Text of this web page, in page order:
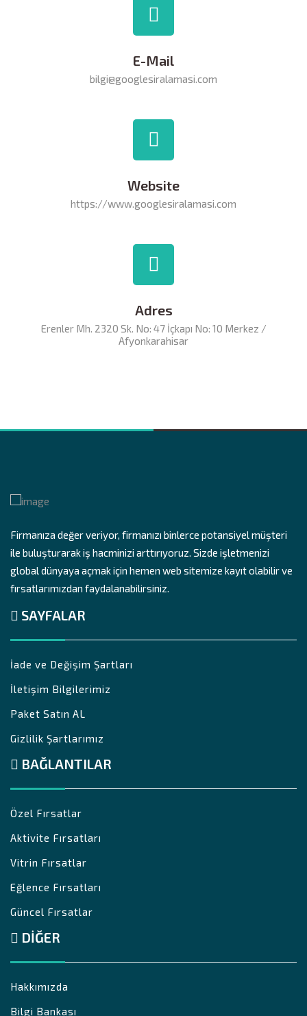
E-Mail
bilgi@googlesiralamasi.com
Website
https://www.googlesiralamasi.com
Adres
Erenler Mh. 2320 Sk. No: 47 İçkapı No: 10 Merkez /
Afyonkarahisar
Firmanıza değer veriyor, firmanızı binlerce potansiyel müşteri
ile buluşturarak iş hacminizi arttırıyoruz. Sizde işletmenizi
global dünyaya açmak için hemen web sitemize kayıt olabilir ve
fırsatlarımızdan faydalanabilirsiniz.
SAYFALAR
İade ve Değişim Şartları
İletişim Bilgilerimiz
Paket Satın AL
Gizlilik Şartlarımız
BAĞLANTILAR
Özel Fırsatlar
Aktivite Fırsatları
Vitrin Fırsatlar
Eğlence Fırsatları
Güncel Fırsatlar
DIĞER
Hakkımızda
Bilgi Bankası